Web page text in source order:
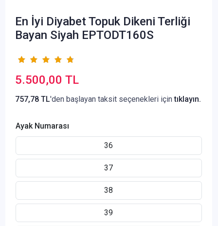
En İyi Diyabet Topuk Dikeni Terliği
Bayan Siyah EPTODT160S
5.500,00 TL
757,78 TL'den başlayan taksit seçenekleri içintıklayın.
Ayak Numarası
36
37
38
39